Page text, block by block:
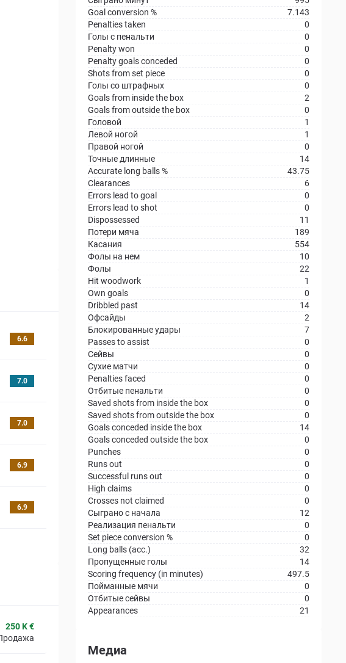
6.6
7.0
7.0
6.9
6.9
250 K €
Goal conversion %
7.143
Penalties taken
0
Голы с пенальти
0
Penalty won
0
Penalty goals conceded
0
Shots from set piece
0
Голы со штрафных
0
Goals from inside the box
2
Goals from outside the box
0
Головой
1
Левой ногой
1
Правой ногой
0
Точные длинные
14
Accurate long balls %
43.75
Clearances
6
Errors lead to goal
0
Errors lead to shot
0
Dispossessed
11
Потери мяча
189
Касания
554
Фолы на нем
10
Фолы
22
Hit woodwork
1
Own goals
0
Dribbled past
14
Офсайды
2
Блокированные удары
7
Passes to assist
0
Сейвы
0
Сухие матчи
0
Penalties faced
0
Отбитые пенальти
0
Saved shots from inside the box
0
Saved shots from outside the box
0
Goals conceded inside the box
14
Goals conceded outside the box
0
Punches
0
Runs out
0
Successful runs out
0
High claims
0
Crosses not claimed
0
Сыграно с начала
12
Реализация пенальти
0
Set piece conversion %
0
Long balls (acc.)
32
Пропущенные голы
14
Scoring frequency (in minutes)
497.5
Пойманные мячи
0
Отбитые сейвы
0
Appearances
21
Медиа